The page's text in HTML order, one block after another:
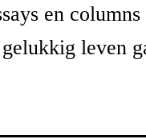
en
leven